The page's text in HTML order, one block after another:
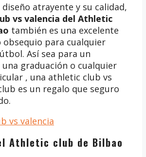
atrayente y su calidad,
vs valencia del Athletic
también es una excelente
obsequio para cualquier
Así sea para un
graduación o cualquier
, una athletic club vs
es un regalo que seguro
Athletic club de Bilbao